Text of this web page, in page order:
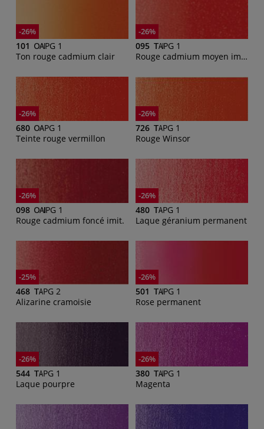
-26%
101
PG 1
Ton rouge cadmium clair
-26%
095
PG 1
Rouge cadmium moyen imit.
-26%
680
PG 1
Teinte rouge vermillon
-26%
726
PG 1
Rouge Winsor
-26%
098
PG 1
Rouge cadmium foncé imit.
-26%
480
PG 1
Laque géranium permanent
-25%
468
PG 2
Alizarine cramoisie
-26%
501
PG 1
Rose permanent
-26%
544
PG 1
Laque pourpre
-26%
380
PG 1
Magenta